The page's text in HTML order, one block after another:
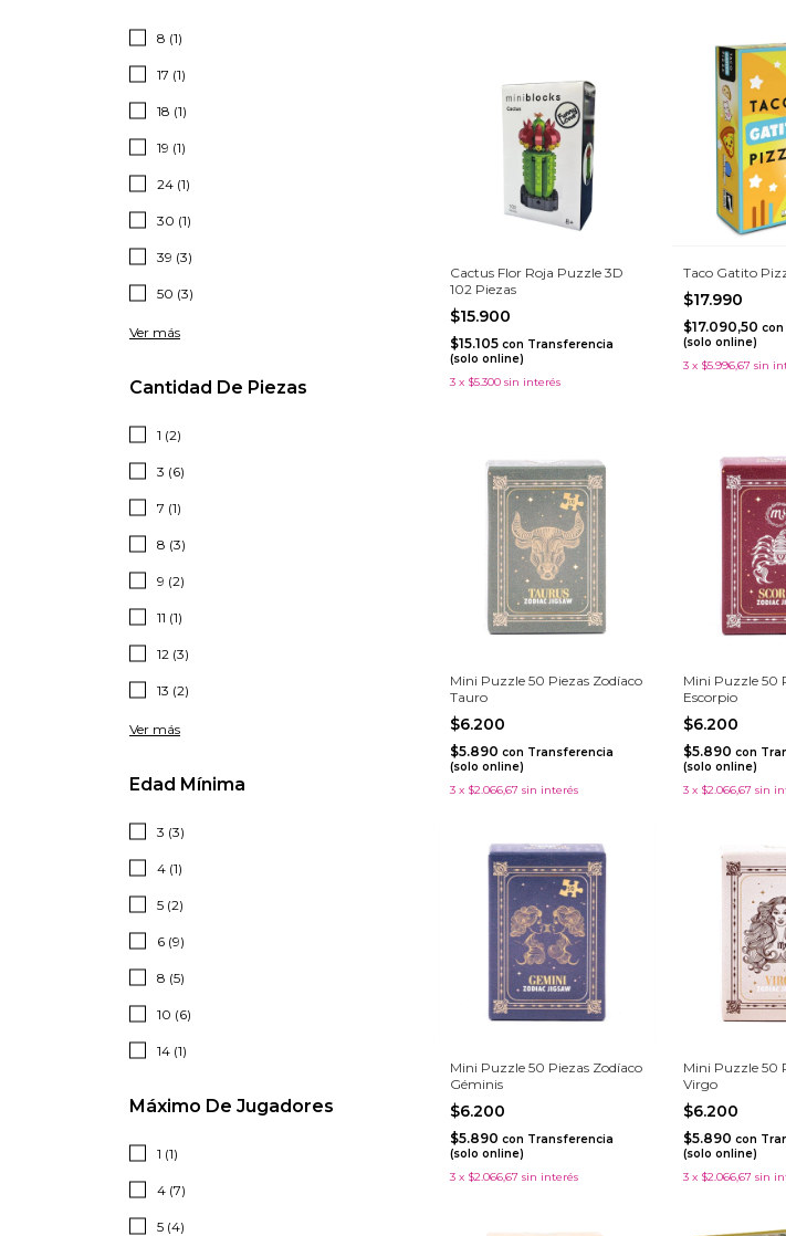
8 (1)
17 (1)
18 (1)
19 (1)
24 (1)
30 (1)
39 (3)
50 (3)
Ver más
Cantidad De Piezas
1 (2)
3 (6)
7 (1)
8 (3)
9 (2)
11 (1)
12 (3)
13 (2)
Ver más
Edad Mínima
3 (3)
4 (1)
5 (2)
6 (9)
8 (5)
10 (6)
14 (1)
Máximo De Jugadores
1 (1)
4 (7)
5 (4)
Cactus Flor Roja Puzzle 3D
102 Piezas
$15.900
$15.105 con Transferencia
(solo online)
3 x $5.300 sin interés
Taco Gatito
$17.990
$17.090,50con
(solo online)
3 x $5.996,67 sin
Mini Puzzle 50 Piezas Zodíaco
Tauro
$6.200
$5.890 con Transferencia
(solo online)
3 x $2.066,67 sin interés
Mini Puzzle 50
Escorpio
$6.200
$5.890con
(solo online)
3 x $2.066,67 sin
Mini Puzzle 50 Piezas Zodíaco
Géminis
$6.200
$5.890 con Transferencia
(solo online)
3 x $2.066,67 sin interés
Mini Puzzle 50
Virgo
$6.200
$5.890con
(solo online)
3 x $2.066,67 sin